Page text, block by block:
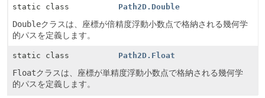
static class
Path2D.Double
Doubleクラスは、座標が倍精度浮動小数点で格納される幾何学
的パスを定義します。
static class Path2D.Float
Floatクラスは、座標が単精度浮動小数点で格納される幾何学
的パスを定義します。